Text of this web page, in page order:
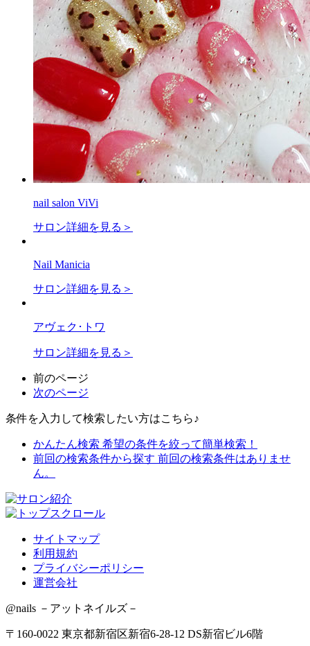
nail salon ViVi
サロン詳細を見る＞
Nail Manicia
サロン詳細を見る＞
アヴェク･トワ
サロン詳細を見る＞
前のページ
次のページ
条件を入力して検索したい方はこちら♪
かんたん検索 希望の条件を絞って簡単検索！
前回の検索条件から探す 前回の検索条件はありませ
ん。
サイトマップ
利用規約
プライバシーポリシー
運営会社
@nails －アットネイルズ－
〒160-0022 東京都新宿区新宿6-28-12 DS新宿ビル6階